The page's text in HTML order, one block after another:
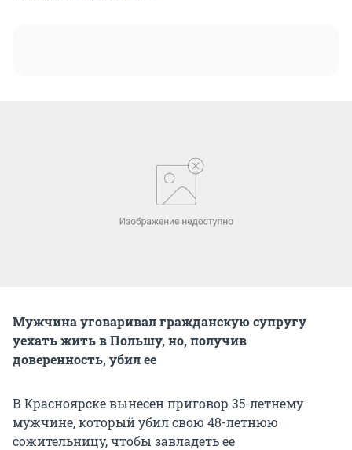
Мужчина уговаривал гражданскую супругу
уехать жить в Польшу, но, получив
доверенность, убил ее
В Красноярске вынесен приговор 35-летнему
мужчине, который убил свою 48-летнюю
сожительницу, чтобы завладеть ее